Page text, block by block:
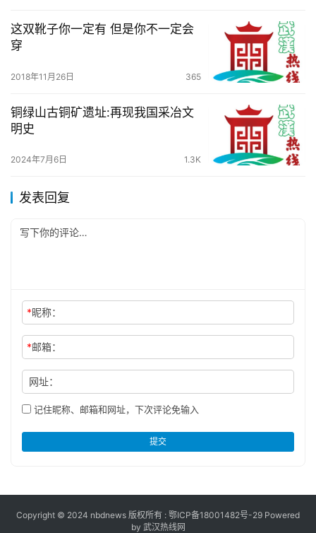
这双靴子你一定有 但是你不一定会
穿
2018年11月26日 365
铜绿山古铜矿遗址:再现我国采冶文
明史
2024年7月6日 1.3K
发表回复
*昵称：
*邮箱：
网址：
记住昵称、邮箱和网址，下次评论免输入
提交
Copyright © 2024 nbdnews 版权所有 : 鄂ICP备18001482号-29 Powered
by 武汉热线网